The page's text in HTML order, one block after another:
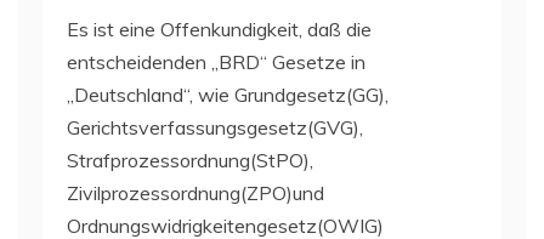
Es ist eine Offenkundigkeit, daß die
entscheidenden „BRD“ Gesetze in
„Deutschland“, wie Grundgesetz(GG),
Gerichtsverfassungsgesetz(GVG),
Strafprozessordnung(StPO),
Zivilprozessordnung(ZPO)und
Ordnungswidrigkeitengesetz(OWIG)